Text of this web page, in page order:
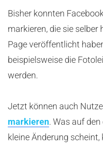
Bisher konnten
markieren, die sie
Page veröffentlicht
beispielsweise die
werden.
Jetzt können auch
markieren. Was auf
kleine Änderung